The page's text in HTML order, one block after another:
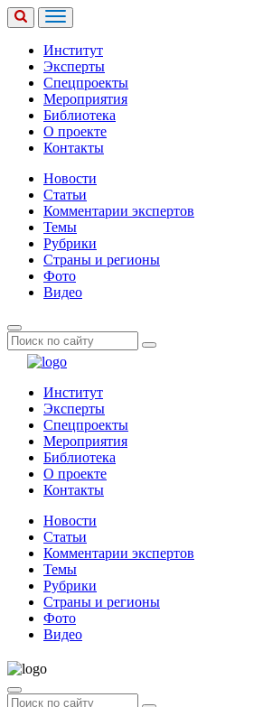
Институт
Эксперты
Спецпроекты
Мероприятия
Библиотека
О проекте
Контакты
Новости
Статьи
Комментарии экспертов
Темы
Рубрики
Страны и регионы
Фото
Видео
Институт
Эксперты
Спецпроекты
Мероприятия
Библиотека
О проекте
Контакты
Новости
Статьи
Комментарии экспертов
Темы
Рубрики
Страны и регионы
Фото
Видео